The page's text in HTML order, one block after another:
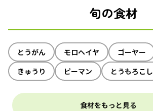
旬の食材
とうがん モロヘイヤ ゴーヤー
きゅうり
ピーマン とうもろこし
食材をもっと見る